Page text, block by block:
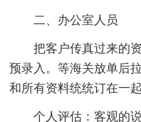
二、办公室人员
把客户传真过来的
预录入。等海关放单后
和所有资料统统订在一
个人评估：客观的